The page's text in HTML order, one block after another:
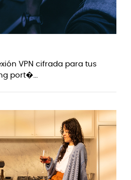
VPN cifrada para tus
port�...